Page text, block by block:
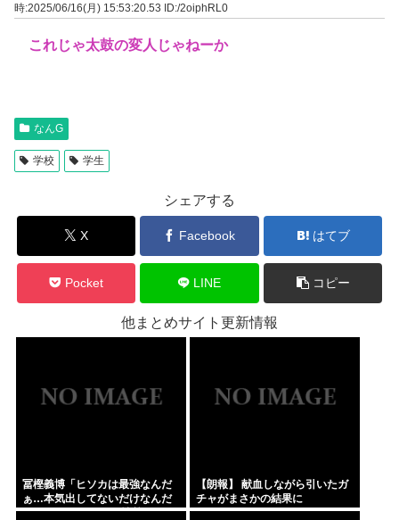
時:2025/06/16(月) 15:53:20.53 ID:/2oiphRL0
これじゃ太鼓の変人じゃねーか
なんG
学校 学生
シェアする
X Facebook はてブ
Pocket LINE コピー
他まとめサイト更新情報
冨樫義博「ヒソカは最強なんだ
ぁ…本気出してないだけなんだ
ぁ…」 こいつのこの情熱なんな
【朗報】 献血しながら引いたガ
チャがまさかの結果に